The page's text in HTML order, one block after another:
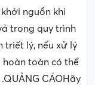
nguồn khi
trong quy trình
triết lý, nếu xử lý
toàn có thể
CÁOHãy